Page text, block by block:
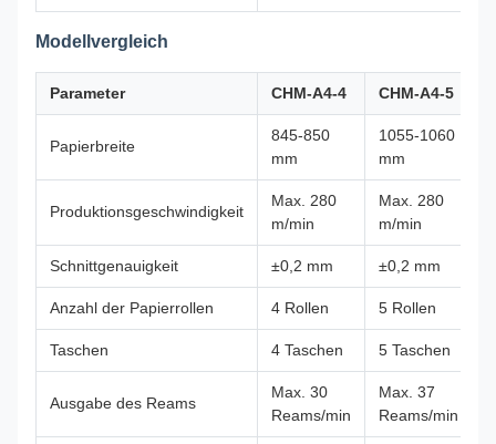
Modellvergleich
Parameter CHM-A4-4 CHM-A4-5
Papierbreite
845-850
mm
1055-1060
mm
Produktionsgeschwindigkeit
Max. 280
m/min
Max. 280
m/min
Schnittgenauigkeit ±0,2 mm ±0,2 mm
Anzahl der Papierrollen 4 Rollen 5 Rollen
Taschen 4 Taschen 5 Taschen
Ausgabe des Reams
Max. 30
Reams/min
Max. 37
Reams/min